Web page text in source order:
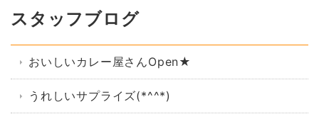
スタッフブログ
おいしいカレー屋さんOpen★
うれしいサプライズ(*^^*)